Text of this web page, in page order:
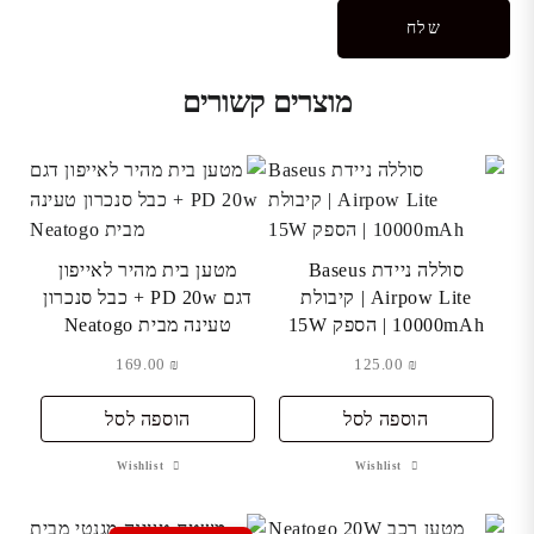
מוצרים קשורים
סוללה ניידת Baseus
Airpow Lite | קיבולת
10000mAh | הספק 15W
₪
הוספה לסל
Wishlist
מטען בית מהיר לאייפון
דגם PD 20w + כבל סנכרון
טעינה מבית Neatogo
₪
הוספה לסל
Wishlist